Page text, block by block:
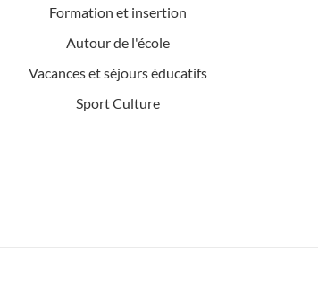
Formation et insertion
Autour de l'école
Vacances et séjours éducatifs
Sport Culture